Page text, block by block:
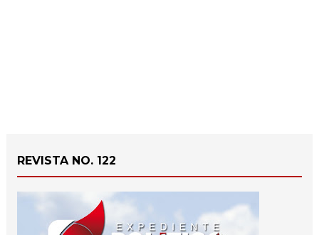
REVISTA NO. 122